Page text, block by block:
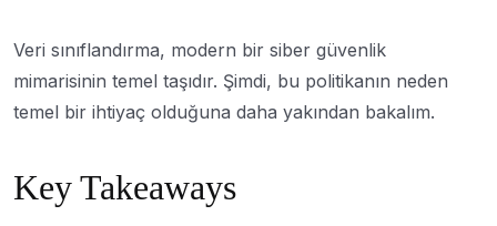
Veri sınıflandırma, modern bir siber güvenlik
mimarisinin temel taşıdır. Şimdi, bu politikanın neden
temel bir ihtiyaç olduğuna daha yakından bakalım.
Key Takeaways